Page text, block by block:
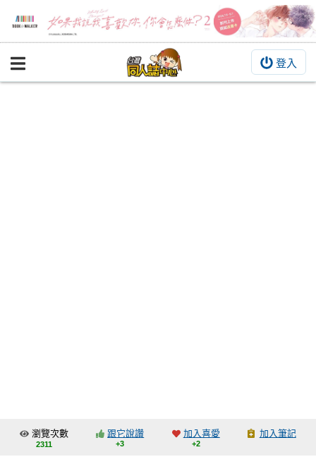
登入
BOOKY書集倉庫
交流中心
瀏覽次數
2311
跟它說讚
+3
加入喜愛
+2
加入筆記